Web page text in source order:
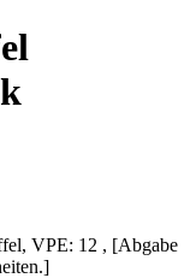
VPE: 12 , [Abgabe